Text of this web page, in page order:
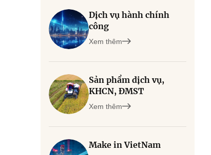
Dịch vụ hành chính
công
Xem thêm
Sản phẩm dịch vụ,
KHCN, ĐMST
Xem thêm
Make in VietNam